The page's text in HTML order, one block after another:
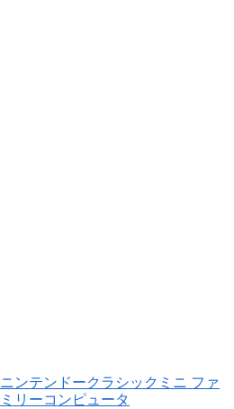
ニンテンドークラシックミニ ファ
ミリーコンピュータ